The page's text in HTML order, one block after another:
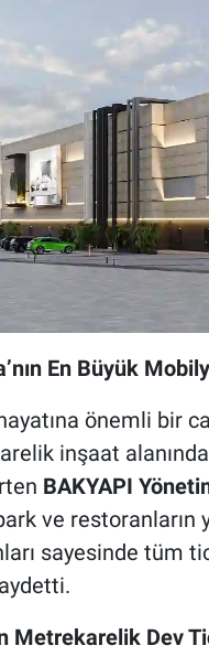
En Büyük
önemli bir
inşaat
BAKYAPI
ve
sayesinde tüm
Metrekarelik Dev